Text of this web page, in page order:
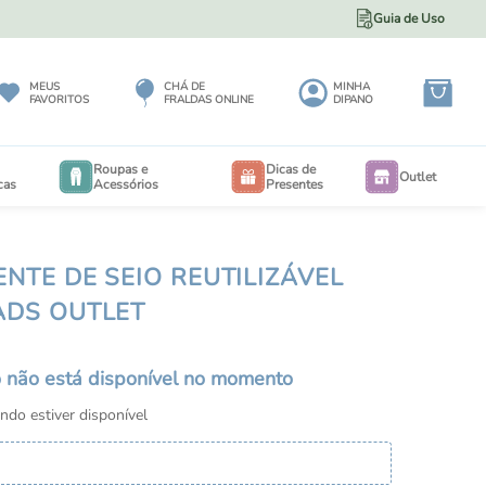
Guia de Uso
MEUS
FAVORITOS
CHÁ DE
FRALDAS ONLINE
MINHA
DIPANO
Roupas e
Acessórios
EXTENSORES PARA BODY
CALÇA MAXI 6 MESES A 3 ANOS
PORTA BEBÊS
Dicas de
Presentes
Outlet
DE SEIO REUTILIZÁVEL
OUTLET
está disponível no momento
estiver disponível